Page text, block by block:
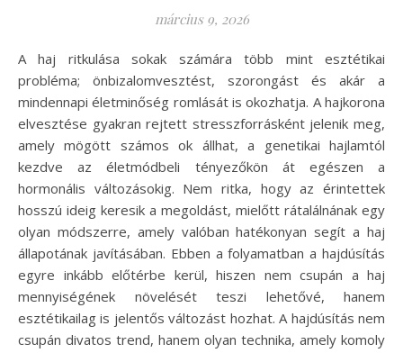
március 9, 2026
A haj ritkulása sokak számára több mint esztétikai
probléma; önbizalomvesztést, szorongást és akár a
mindennapi életminőség romlását is okozhatja. A hajkorona
elvesztése gyakran rejtett stresszforrásként jelenik meg,
amely mögött számos ok állhat, a genetikai hajlamtól
kezdve az életmódbeli tényezőkön át egészen a
hormonális változásokig. Nem ritka, hogy az érintettek
hosszú ideig keresik a megoldást, mielőtt rátalálnának egy
olyan módszerre, amely valóban hatékonyan segít a haj
állapotának javításában. Ebben a folyamatban a hajdúsítás
egyre inkább előtérbe kerül, hiszen nem csupán a haj
mennyiségének növelését teszi lehetővé, hanem
esztétikailag is jelentős változást hozhat. A hajdúsítás nem
csupán divatos trend, hanem olyan technika, amely komoly